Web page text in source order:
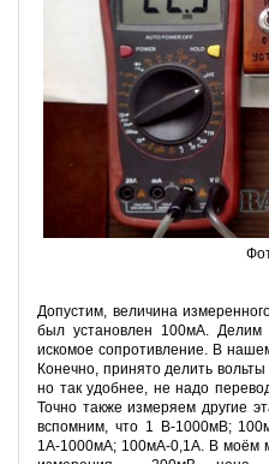
Допустим, величина
был установлен 100мА.
искомое сопротивление. В
Конечно, принято делить
но так удобнее, не надо
Точно также измеряем другие
вспомним, что 1 В-1000мВ;
1А-1000мА; 100мА-0,1А. В моём